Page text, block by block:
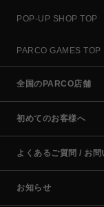
POP-UP SHOP TOP
PARCO GAMES TOP
全国のPARCO店舗
初めてのお客様へ
よくあるご質問 / お問
お知らせ